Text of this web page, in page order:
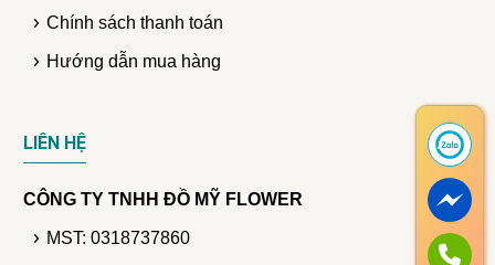
Chính sách thanh toán
Hướng dẫn mua hàng
LIÊN HỆ
CÔNG TY TNHH ĐỒ MỸ FLOWER
MST: 0318737860